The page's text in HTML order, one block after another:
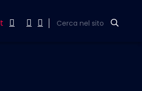
Cerca nel sito